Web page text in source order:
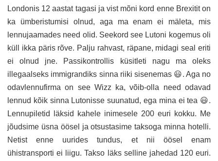
Londonis 12 aastat tagasi ja vist mõni kord enne Brexitit on
ka ümberistumisi olnud, aga ma enam ei mäleta, mis
lennujaamades need olid. Seekord see Lutoni kogemus oli
küll ikka päris rõve. Palju rahvast, räpane, midagi seal eriti
ei olnud jne. Passikontrollis küsitleti nagu ma oleks
illegaalseks immigrandiks sinna riiki sisenemas 😃. Aga no
odavlennufirma on see Wizz ka, võib-olla need odavad
lennud kõik sinna Lutonisse suunatud, ega mina ei tea 😃.
Lennupiletid läksid kahele inimesele 200 euri kokku. Me
jõudsime üsna öösel ja otsustasime taksoga minna hotelli.
Netist enne uurides tundus, et nii öösel enam
ühistransporti ei liigu. Takso läks selline jahedad 120 euri.